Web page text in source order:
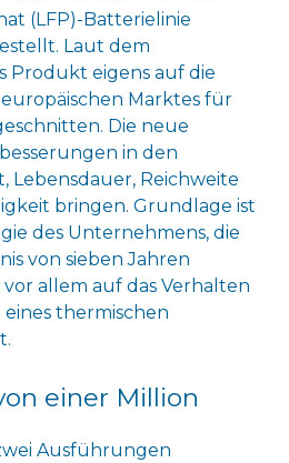
(LFP)-Batterielinie
Laut dem
Produkt eigens auf die
Marktes für
Die neue
in den
Lebensdauer, Reichweite
bringen. Grundlage ist
des Unternehmens, die
von sieben Jahren
allem auf das Verhalten
thermischen
einer Million
Ausführungen